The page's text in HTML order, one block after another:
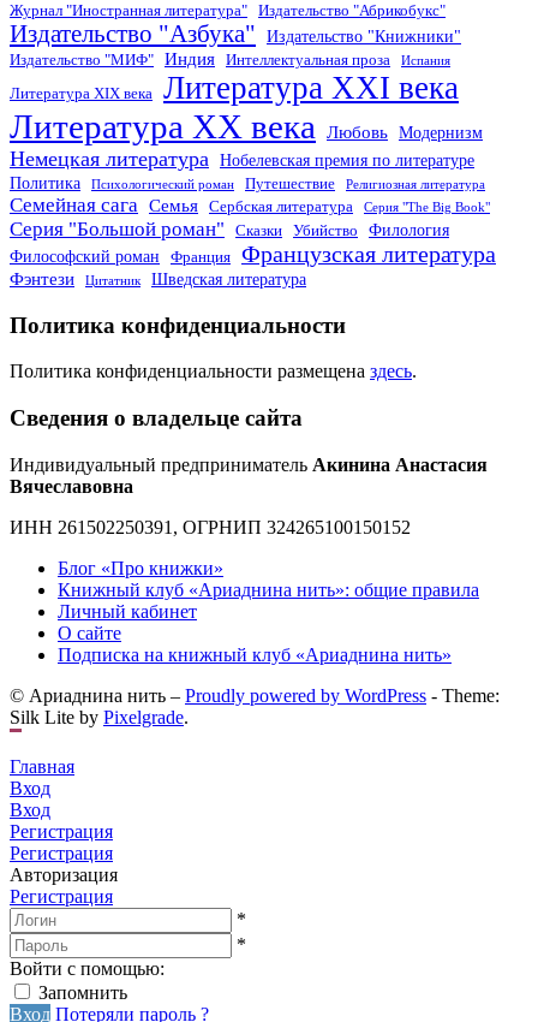
Журнал "Иностранная литература"
Издательство "Абрикобукс"
Издательство "Азбука" Издательство "Книжники"
Издательство "МИФ" Индия Интеллектуальная проза Испания
Литература XIX века Литература XXI века
Литература XX века Любовь Модернизм
Немецкая литература
Нобелевская премия по литературе
Политика
Психологический роман Путешествие Религиозная литература
Семейная сага Семья Сербская литература Серия "The Big Book"
Серия "Большой роман" Сказки Убийство
Филология
Философский роман
Франция Французская литература
Фэнтези Цитатник Шведская литература
Политика конфиденциальности
Политика конфиденциальности размещена здесь.
Сведения о владельце сайта
Индивидуальный предприниматель Акинина Анастасия
Вячеславовна
ИНН 261502250391, ОГРНИП 324265100150152
Блог «Про книжки»
Книжный клуб «Ариаднина нить»: общие правила
Личный кабинет
О сайте
Подписка на книжный клуб «Ариаднина нить»
© Ариаднина нить – Proudly powered by WordPress - Theme:
Silk Lite by Pixelgrade.
Главная
Вход
Вход
Регистрация
Регистрация
Авторизация
Регистрация
*
*
Войти с помощью:
Запомнить
Вход Потеряли пароль ?